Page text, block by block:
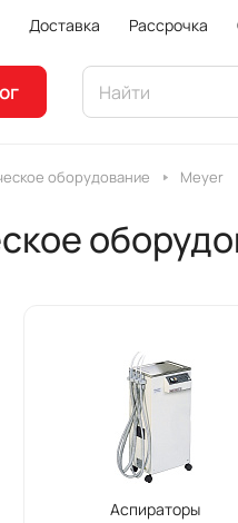
Доставка Рассрочка
оборудование Meyer
Аспираторы